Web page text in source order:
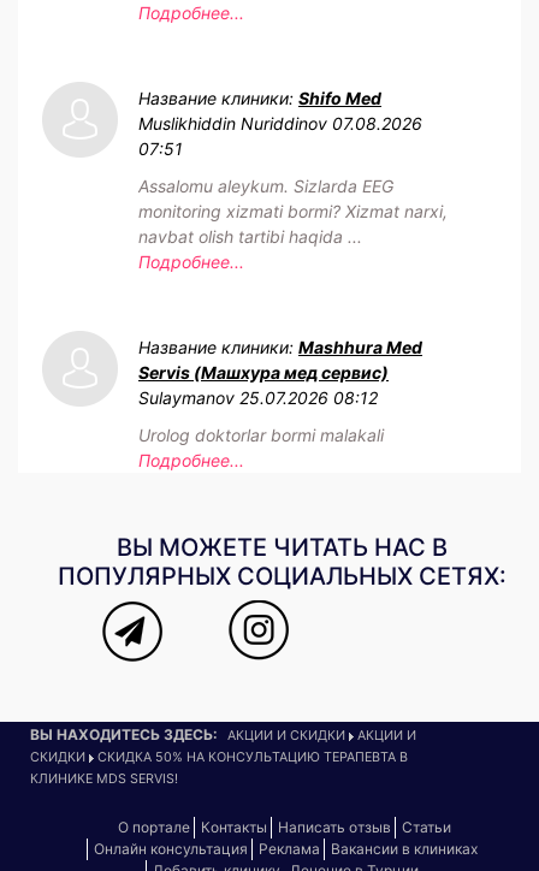
Подробнее...
Название клиники: Shifo Med
Muslikhiddin Nuriddinov 07.08.2026
07:51
Assalomu aleykum. Sizlarda EEG
monitoring xizmati bormi? Xizmat narxi,
navbat olish tartibi haqida ...
Подробнее...
Название клиники: Mashhura Med
Servis (Машхура мед сервис)
Sulaymanov 25.07.2026 08:12
Urolog doktorlar bormi malakali
Подробнее...
ВЫ МОЖЕТЕ ЧИТАТЬ НАС В
ПОПУЛЯРНЫХ СОЦИАЛЬНЫХ СЕТЯХ:
ВЫ НАХОДИТЕСЬ ЗДЕСЬ: АКЦИИ И СКИДКИ
АКЦИИ И
СКИДКИ
СКИДКА 50% НА КОНСУЛЬТАЦИЮ ТЕРАПЕВТА В
КЛИНИКЕ MDS SERVIS!
О портале Контакты Написать отзыв
Статьи
Онлайн консультация
Реклама
Вакансии в клиниках